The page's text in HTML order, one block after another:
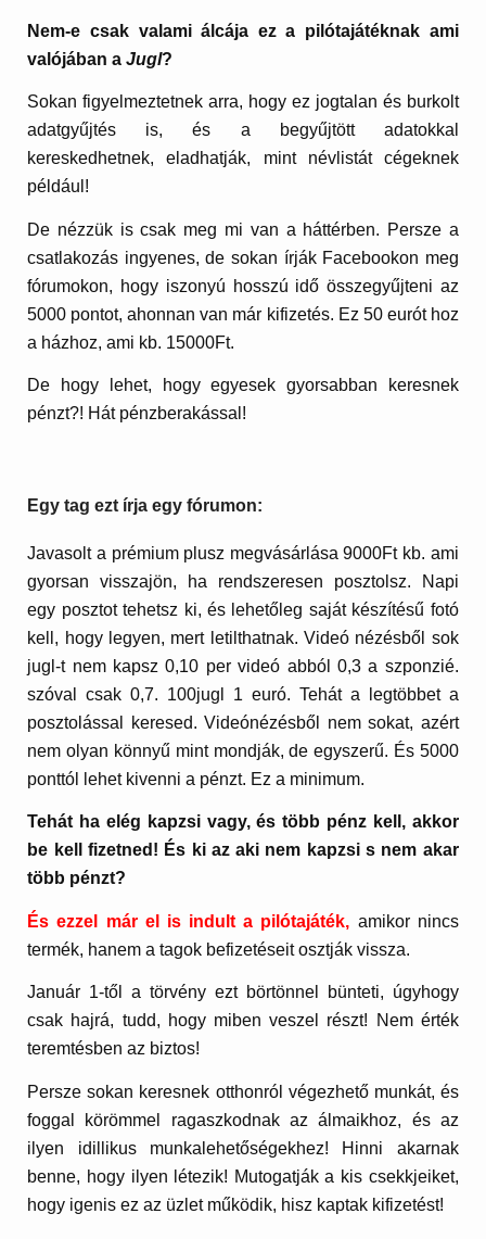
Nem-e csak valami álcája ez a pilótajátéknak ami
valójában aJugl?
Sokan figyelmeztetnek arra, hogy ez jogtalan és burkolt
adatgyűjtés is, és a begyűjtött adatokkal
kereskedhetnek, eladhatják, mint névlistát cégeknek
például!
De nézzük is csak meg mi van a háttérben. Persze a
csatlakozás ingyenes, de sokan írják Facebookon meg
fórumokon, hogy iszonyú hosszú idő összegyűjteni az
5000 pontot, ahonnan van már kifizetés. Ez 50 eurót hoz
a házhoz, ami kb. 15000Ft.
De hogy lehet, hogy egyesek gyorsabban keresnek
pénzt?! Hát pénzberakással!
Egy tag ezt írja egy fórumon:
Javasolt a prémium plusz megvásárlása 9000Ft kb. ami
gyorsan visszajön, ha rendszeresen posztolsz. Napi
egy posztot tehetsz ki, és lehetőleg saját készítésű fotó
kell, hogy legyen, mert letilthatnak. Videó nézésből sok
jugl-t nem kapsz 0,10 per videó abból 0,3 a szponzié.
szóval csak 0,7. 100jugl 1 euró. Tehát a legtöbbet a
posztolással keresed. Videónézésből nem sokat, azért
nem olyan könnyű mint mondják, de egyszerű. És 5000
ponttól lehet kivenni a pénzt. Ez a minimum.
Tehát ha elég kapzsi vagy, és több pénz kell, akkor
be kell fizetned! És ki az aki nem kapzsi s nem akar
több pénzt?
És ezzel már el is indult a pilótajáték, amikor nincs
termék, hanem a tagok befizetéseit osztják vissza.
Január 1-től a törvény ezt börtönnel bünteti, úgyhogy
csak hajrá, tudd, hogy miben veszel részt! Nem érték
teremtésben az biztos!
Persze sokan keresnek otthonról végezhető munkát, és
foggal körömmel ragaszkodnak az álmaikhoz, és az
ilyen idillikus munkalehetőségekhez! Hinni akarnak
benne, hogy ilyen létezik! Mutogatják a kis csekkjeiket,
hogy igenis ez az üzlet működik, hisz kaptak kifizetést!